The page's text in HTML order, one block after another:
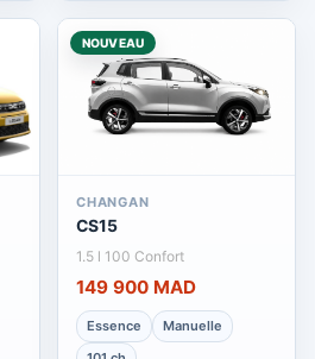
NOUVEAU
CHANGAN
CS15
1.5 l 100 Confort
149 900 MAD
Essence
Manuelle